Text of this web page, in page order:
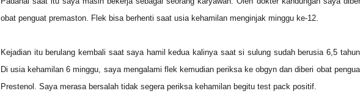
obat penguat premaston. Flek bisa berhenti saat usia kehamilan menginjak minggu ke-12.
Kejadian itu berulang kembali saat saya hamil kedua kalinya saat si sulung sudah berusia 6,5
Di usia kehamilan 6 minggu, saya mengalami flek kemudian periksa ke obgyn dan diberi obat
Prestenol. Saya merasa bersalah tidak segera periksa kehamilan begitu test pack positif.